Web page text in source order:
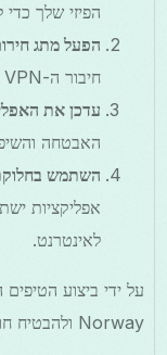
הפיזי שלך
הפעל מתג
חיבור ה-VPN ייפול, ותשמור על הנתונים שלך בטוחים.
עדכן את
האבטחה
השתמש
לאינטרנט.
Norway ולהבטיח חוויית גלישה בטוחה ומהנה.